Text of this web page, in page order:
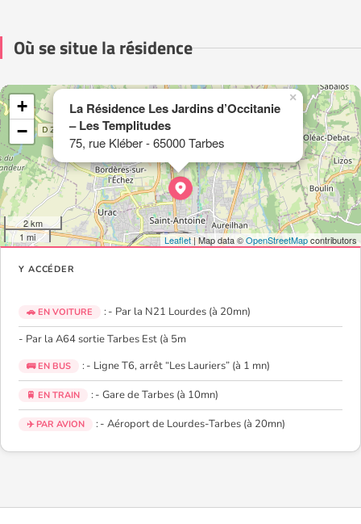
Où se situe la résidence
La Résidence Les Jardins d’Occitanie
– Les Templitudes
75, rue Kléber - 65000 Tarbes
×
+
−
2 km
1 mi
Leaflet| Map data ©OpenStreetMapcontributors
Y ACCÉDER
🚗 EN VOITURE
: - Par la N21 Lourdes (à 20mn)
- Par la A64 sortie Tarbes Est (à 5m
🚌 EN BUS : - Ligne T6, arrêt “Les Lauriers” (à 1 mn)
🚆 EN TRAIN : - Gare de Tarbes (à 10mn)
✈️ PAR AVION : - Aéroport de Lourdes-Tarbes (à 20mn)